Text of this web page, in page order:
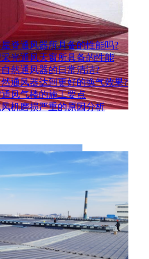
脊通风器所具备的性能吗?
光通风天窗所具备的性能
然通风器的日常清洁?
通风器达到更好的换气效果?
风气楼的施工要点
机磨损严重的原因分析